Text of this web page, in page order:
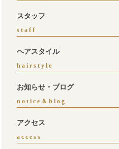
スタッフ
staff
ヘアスタイル
hairstyle
お知らせ・ブログ
notice＆blog
アクセス
access